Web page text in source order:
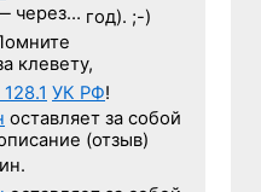
через… год). ;-)
клевету,
128.1 УК РФ!
оставляет за собой
(отзыв)